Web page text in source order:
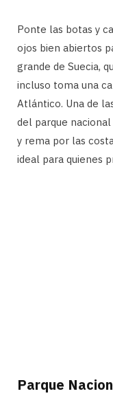
Ponte las botas y
ojos bien abiertos
grande de Suecia,
incluso toma una
Atlántico. Una de
del parque
y rema por las
ideal para quienes
Parque